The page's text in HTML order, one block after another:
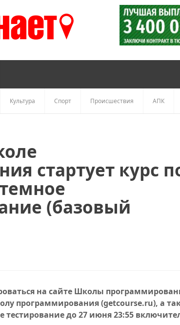
Культура Спорт Происшествия АПК
стартует курс
(базовый
на сайте Школы
программирования (getcourse.ru), а
тестирование до 27 июня 23:55